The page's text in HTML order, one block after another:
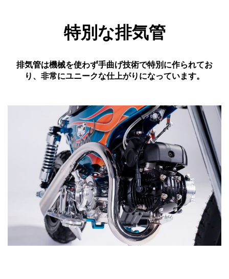
特別な排気管
排気管は機械を使わず手曲げ技術で特別に作られてお
り、非常にユニークな仕上がりになっています。